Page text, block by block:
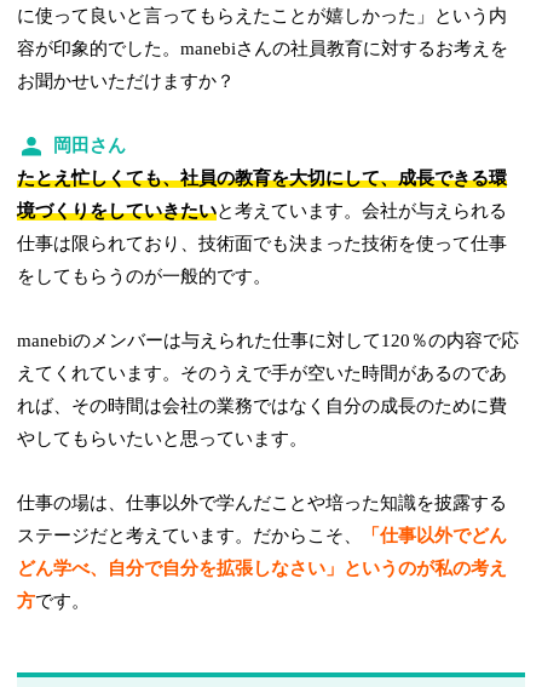
に使って良いと言ってもらえたことが嬉しかった」という内
容が印象的でした。manebiさんの社員教育に対するお考えを
お聞かせいただけますか？
岡田さん
たとえ忙しくても、社員の教育を大切にして、成長できる環
境づくりをしていきたいと考えています。会社が与えられる
仕事は限られており、技術面でも決まった技術を使って仕事
をしてもらうのが一般的です。
manebiのメンバーは与えられた仕事に対して120％の内容で応
えてくれています。そのうえで手が空いた時間があるのであ
れば、その時間は会社の業務ではなく自分の成長のために費
やしてもらいたいと思っています。
仕事の場は、仕事以外で学んだことや培った知識を披露する
ステージだと考えています。だからこそ、
「仕事以外でどん
どん学べ、自分で自分を拡張しなさい」というのが私の考え
方です。